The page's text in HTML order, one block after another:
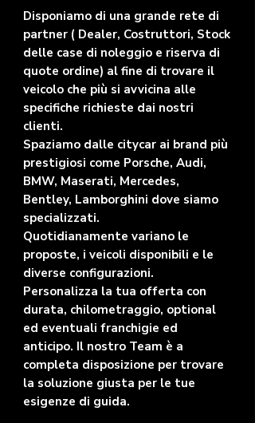
Disponiamo di una grande rete di
partner ( Dealer, Costruttori, Stock
delle case di noleggio e riserva di
quote ordine) al fine di trovare il
veicolo che più si avvicina alle
specifiche richieste dai nostri
clienti.
Spaziamo dalle citycar ai brand più
prestigiosi come Porsche, Audi,
BMW, Maserati, Mercedes,
Bentley, Lamborghini dove siamo
specializzati.
Quotidianamente variano le
proposte, i veicoli disponibili e le
diverse configurazioni.
Personalizza la tua offerta con
durata, chilometraggio, optional
ed eventuali franchigie ed
anticipo. Il nostro Team è a
completa disposizione per trovare
la soluzione giusta per le tue
esigenze di guida.